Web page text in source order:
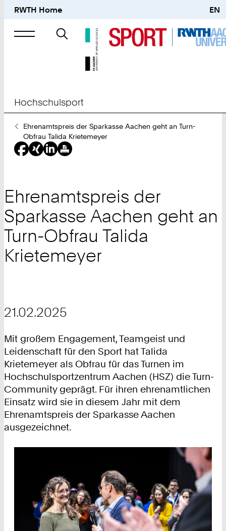
RWTH Home EN
Suche
nach
Hochschulsport
Sie
sind
hier:
Ehrenamtspreis der Sparkasse Aachen geht an Turn-
Obfrau Talida Krietemeyer
Ehrenamtspreis der
Sparkasse Aachen geht an
Turn-Obfrau Talida
Krietemeyer
21.02.2025
Mit großem Engagement, Teamgeist und
Leidenschaft für den Sport hat Talida
Krietemeyer als Obfrau für das Turnen im
Hochschulsportzentrum Aachen (HSZ) die Turn-
Community geprägt. Für ihren ehrenamtlichen
Einsatz wird sie in diesem Jahr mit dem
Ehrenamtspreis der Sparkasse Aachen
ausgezeichnet.